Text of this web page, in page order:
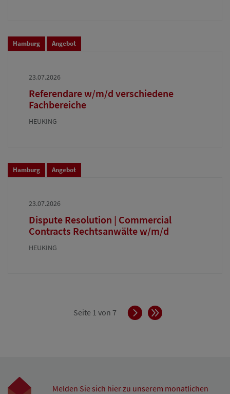
Hamburg Angebot
23.07.2026
Referendare w/m/d verschiedene
Fachbereiche
HEUKING
Hamburg Angebot
23.07.2026
Dispute Resolution | Commercial
Contracts Rechtsanwälte w/m/d
HEUKING
Seite 1 von 7 VorwärtsEnde
Melden Sie sich hier zu unserem monatlichen